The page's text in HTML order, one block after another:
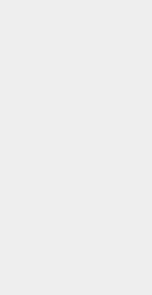
5萬 分24期月付